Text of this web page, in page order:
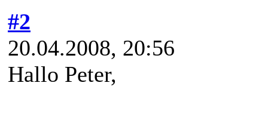
#2
20.04.2008, 20:56
Hallo Peter,